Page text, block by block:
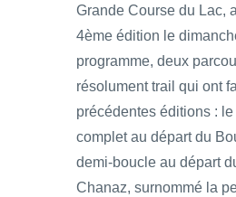
Grande Course du Lac,
4ème édition le
programme, deux
résolument trail qui ont
précédentes éditions :
complet au départ du
demi-boucle au départ
Chanaz, surnommé la